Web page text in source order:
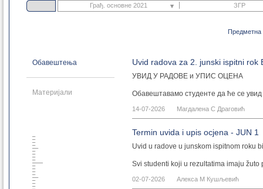
Грађ. основне 2021
Грађ. мастер 2021
Геодез. мастер 2021
Геоинф. мастер 2021
Геодез. докторске 2021
Грађ. специјал. 2021
Грађ. основне 2014
Грађ. дипломске 2014
Грађ. специјал. 2014
ЗГР
ЗГР
Предметна
Обавештења
Материјали
Uvid radova za 2. junski ispitni rok
УВИД У РАДОВЕ и УПИС ОЦЕНА
Обавештавамо студенте да ће се увид
предметаНацртна геометрија са
14-07-2026 Магдалена С Драговић
Termin uvida i upis ocjena - JUN 1
Uvid u radove u junskom ispitnom roku
Svi studenti koji u rezultatima imaju
02-07-2026 Алекса М Кушљевић